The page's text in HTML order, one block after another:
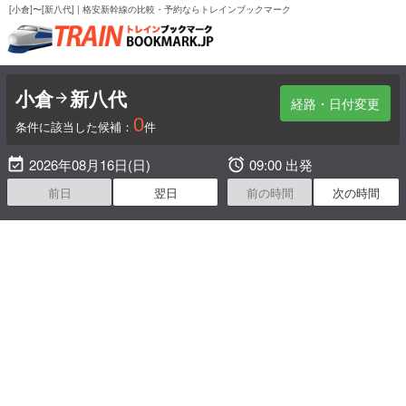
[小倉]〜[新八代] | 格安新幹線の比較・予約ならトレインブックマーク
経路・日付変更
小倉 新八代
条件に該当した候補： 0件
 2026年08月16日(日)
前日 翌日
 09:00 出発
前の時間 次の時間